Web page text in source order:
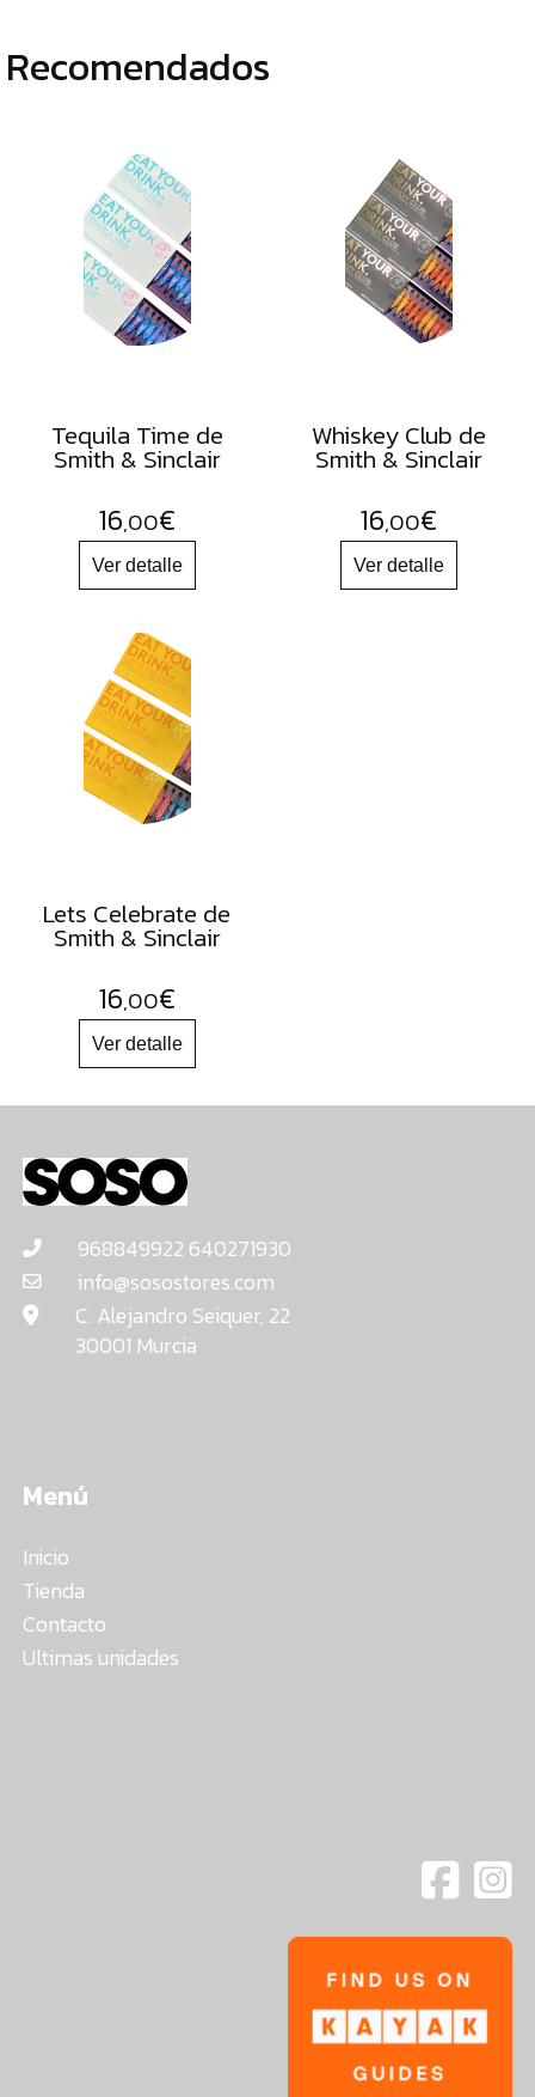
Recomendados
Tequila Time de
Smith & Sinclair
16,00€
Whiskey Club de
Smith & Sinclair
16,00€
Lets Celebrate de
Smith & Sinclair
16,00€
968849922 640271930
info@sosostores.com
C. Alejandro Seiquer, 22
30001 Murcia
Menú
Inicio
Tienda
Contacto
Ultimas unidades